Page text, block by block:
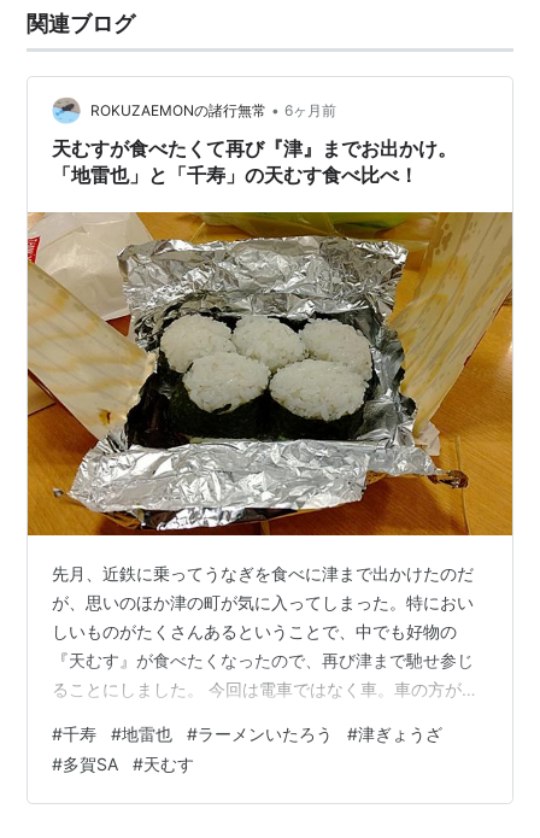
関連ブログ
ROKUZAEMONの諸行無常 • 6ヶ月前
天むすが食べたくて再び『津』までお出かけ。
「地雷也」と「千寿」の天むす食べ比べ！
先月、近鉄に乗ってうなぎを食べに津まで出かけたのだ
が、思いのほか津の町が気に入ってしまった。特におい
しいものがたくさんあるということで、中でも好物の
『天むす』が食べたくなったので、再び津まで馳せ参じ
ることにしました。 今回は電車ではなく車。車の方が近
ると片道3時間かかった。やっぱ三重県は遠いなあ。とい
うか、北陸から三重県に行こうと思うと、高速利用の場
合はかなり遠回りしないといけない。ということで、途
#千寿 #地雷也 #ラーメンいたろう #津ぎょうざ
#多賀SA #天むす